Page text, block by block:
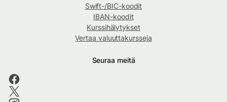
Swift-/BIC-koodit
IBAN-koodit
Kurssihälytykset
Vertaa valuuttakursseja
Seuraa meitä